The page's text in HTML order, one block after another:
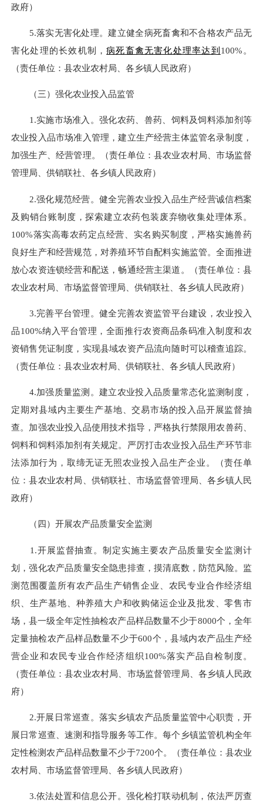
政府）
5.落实无害化处理。建立健全病死畜禽和不合格农产品无
害化处理的长效机制，病死畜禽无害化处理率达到 100% 。
（责任单位：县农业农村局、 各乡镇人民政府）
（三）强化农业投入品监管
1.实施市场准入。强化农药、兽药、饲料及饲料添加剂等
农业投入品市场准入管理，建立生产经营主体监管名录制度，
加强生产、经营管理。
（责任单位：县农业农村局、市场监督
管理局 、供销联社、各乡镇人民政府）
2.强化规范经营。健全完善农业投入品生产经营诚信档案
及购销台账制度，探索建立农药包装废弃物收集处理体系 。
100%落实高毒农药定点经营、实名购买制度， 严格实施兽药
良好生产和经营规范，对养殖环节自配料实施监管。全面推进
放心农资连锁经营和配送，畅通经营主渠道。
（责任单位：县
农业农村局、 市场监督管理局 、供销联社、 各乡镇人民政府）
3.完善平台管理。健全完善农资监管平台建设，农业投入
品100%纳入平台管理， 全面推行农资商品条码准入制度和农
资销售凭证制度，实现县域农资产品流向随时可以稽查追踪。
（责任单位：县农业农村局、供销联社、各乡镇人民政府）
4.加强质量监测。建立农业投入品质量常态化监测制度，
定期对县域内主要生产基地、交易市场的投入品开展监督抽
查。加强农业投入品使用技术指导，严格执行禁限用农兽药、
饲料和饲料添加剂有关规定。严厉打击农业投入品生产环节非
法添加行为，取缔无证无照农业投入品生产企业。（责任单
位：县农业农村局、供销联社、 市场监督管理局 、各乡镇人民
政府）
（四）开展农产品质量安全监测
1.开展监督抽查。制定实施主要农产品质量安全监测计
划，强化农产品质量安全隐患排查，摸清底数，防范风险。 监
测范围覆盖所有农产品生产销售企业、农民专业合作经济组
织、生产基地、种养殖大户和收购储运企业及批发、零售市
场，县一级全年定性抽检农产品样品数量不少于8000个，全年
定量抽检农产品样品数量不少于600个，县域内农产品生产经
营企业和农民专业合作经济组织100%落实产品自检制度。
（责任单位：县农业农村局 市场监督管理局 、各乡镇人民政
府）
2.开展日常巡查。落实乡镇农产品质量监管中心职责，开
展日常巡查、速测和指导服务等工作。每个乡镇监管机构全年
定性检测农产品样品数量不少于7200个。
（责任单位：县农业
农村局、 市场监督管理局 各乡镇人民政府）
3.依法处置和信息公开。强化检打联动机制，依法严厉查